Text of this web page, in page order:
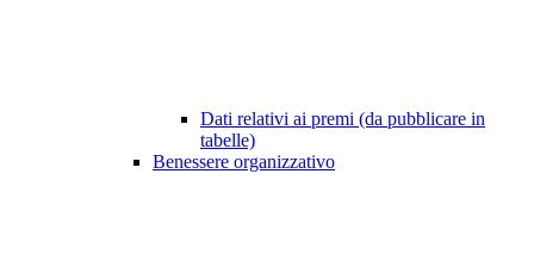
Dati relativi ai premi (da pubblicare in
tabelle)
Benessere organizzativo